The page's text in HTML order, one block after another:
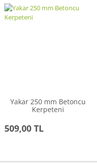
Yakar 250 mm Betoncu
Kerpeteni
509,00 TL